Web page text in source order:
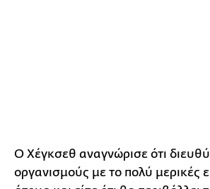
Ο Χέγκσεθ αναγνώρισε ότι
οργανισμούς με το πολύ μερικές